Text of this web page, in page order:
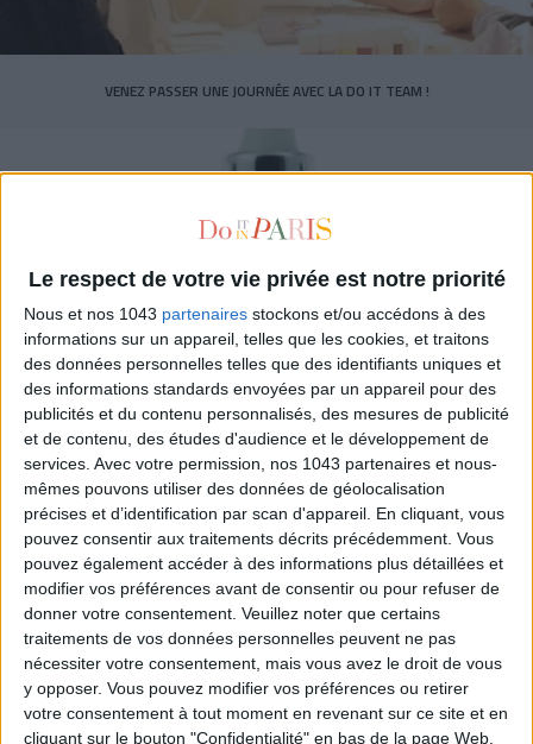
Le respect de votre vie privée est notre priorité
Nous et nos 1043 partenaires stockons et/ou accédons à des
informations sur un appareil, telles que les cookies, et traitons
des données personnelles telles que des identifiants uniques et
des informations standards envoyées par un appareil pour des
publicités et du contenu personnalisés, des mesures de publicité
et de contenu, des études d'audience et le développement de
services. Avec votre permission, nos 1043 partenaires et nous-
mêmes pouvons utiliser des données de géolocalisation
précises et d’identification par scan d'appareil. En cliquant, vous
pouvez consentir aux traitements décrits précédemment. Vous
pouvez également accéder à des informations plus détaillées et
modifier vos préférences avant de consentir ou pour refuser de
donner votre consentement. Veuillez noter que certains
traitements de vos données personnelles peuvent ne pas
nécessiter votre consentement, mais vous avez le droit de vous
y opposer. Vous pouvez modifier vos préférences ou retirer
votre consentement à tout moment en revenant sur ce site et en
cliquant sur le bouton "Confidentialité" en bas de la page Web.
VENEZ PASSER UNE JOURNÉE AVEC LA DO IT TEAM !
DES GOUTTES MAGIQUES POUR SÉCHER LE VERNIS